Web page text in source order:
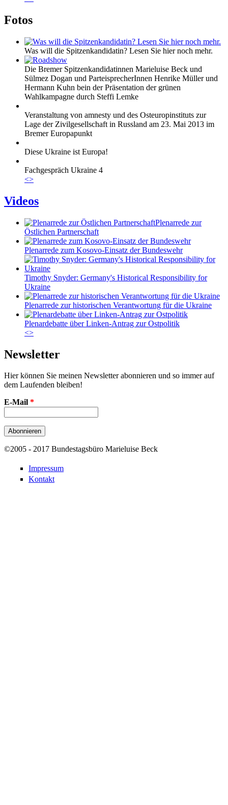
Fotos
Was will die Spitzenkandidatin? Lesen Sie hier noch mehr.
Die Bremer Spitzenkandidatinnen Marieluise Beck und
Sülmez Dogan und ParteisprecherInnen Henrike Müller und
Hermann Kuhn bein der Präsentation der grünen
Wahlkampagne durch Steffi Lemke
Veranstaltung von amnesty und des Osteuropinstituts zur
Lage der Zivilgesellschaft in Russland am 23. Mai 2013 im
Bremer Europapunkt
Diese Ukraine ist Europa!
Fachgespräch Ukraine 4
<>
Videos
Plenarrede zur
Östlichen Partnerschaft
Plenarrede zum Kosovo-Einsatz der Bundeswehr
Timothy Snyder: Germany's Historical Responsibility for
Ukraine
Plenarrede zur historischen Verantwortung für die Ukraine
Plenardebatte über Linken-Antrag zur Ostpolitik
<>
Newsletter
Hier können Sie meinen Newsletter abonnieren und so immer auf
dem Laufenden bleiben!
E-Mail *
©2005 - 2017 Bundestagsbüro Marieluise Beck
Impressum
Kontakt